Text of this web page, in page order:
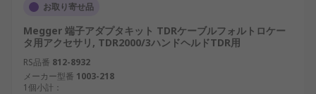
お取り寄せ品
Megger 端子アダプタキット TDRケーブルフォルトロケー
タ用アクセサリ, TDR2000/3ハンドヘルドTDR用
RS品番 812-8932
メーカー型番 1003-218
1個小計：